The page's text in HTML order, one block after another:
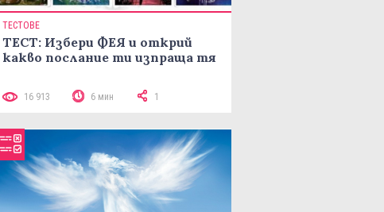
ТЕСТОВЕ
ТЕСТ: Избери ФЕЯ и открий
какво послание ти изпраща тя
16 913 6 мин 1